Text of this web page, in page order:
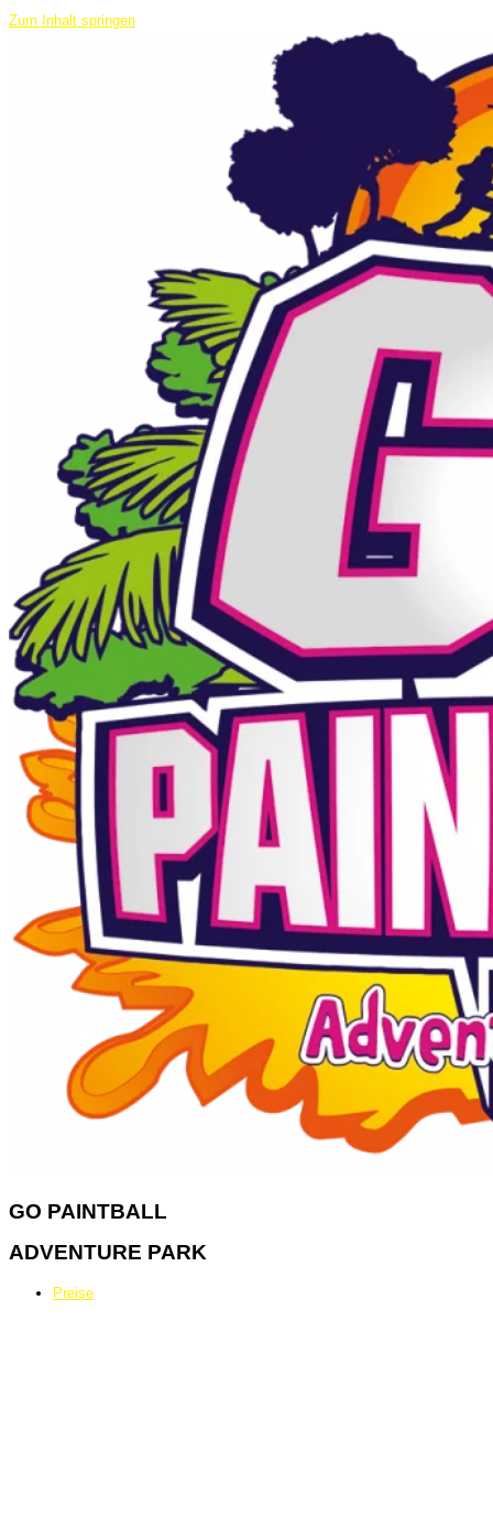
Zum Inhalt springen
GO PAINTBALL
ADVENTURE PARK
Preise